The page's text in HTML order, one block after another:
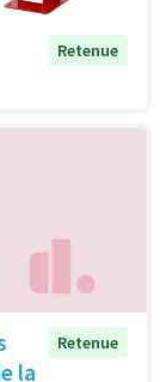
Retenue
la
Retenue